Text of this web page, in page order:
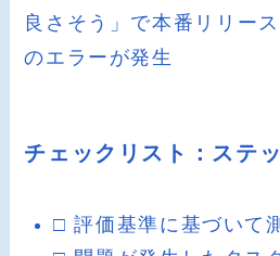
良さそう」で本番リリー
のエラーが発生
チェックリスト：ステ
□ 評価基準に基づいて